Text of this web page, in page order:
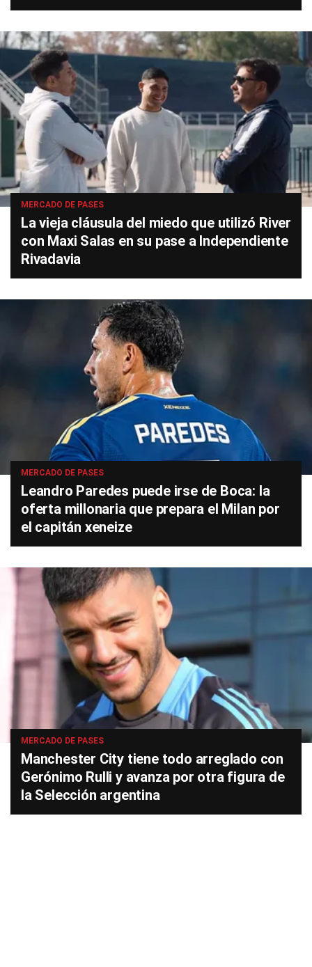
MERCADO DE PASES
La vieja cláusula del miedo que utilizó River
con Maxi Salas en su pase a Independiente
Rivadavia
MERCADO DE PASES
Leandro Paredes puede irse de Boca: la
oferta millonaria que prepara el Milan por
el capitán xeneize
MERCADO DE PASES
Manchester City tiene todo arreglado con
Gerónimo Rulli y avanza por otra figura de
la Selección argentina